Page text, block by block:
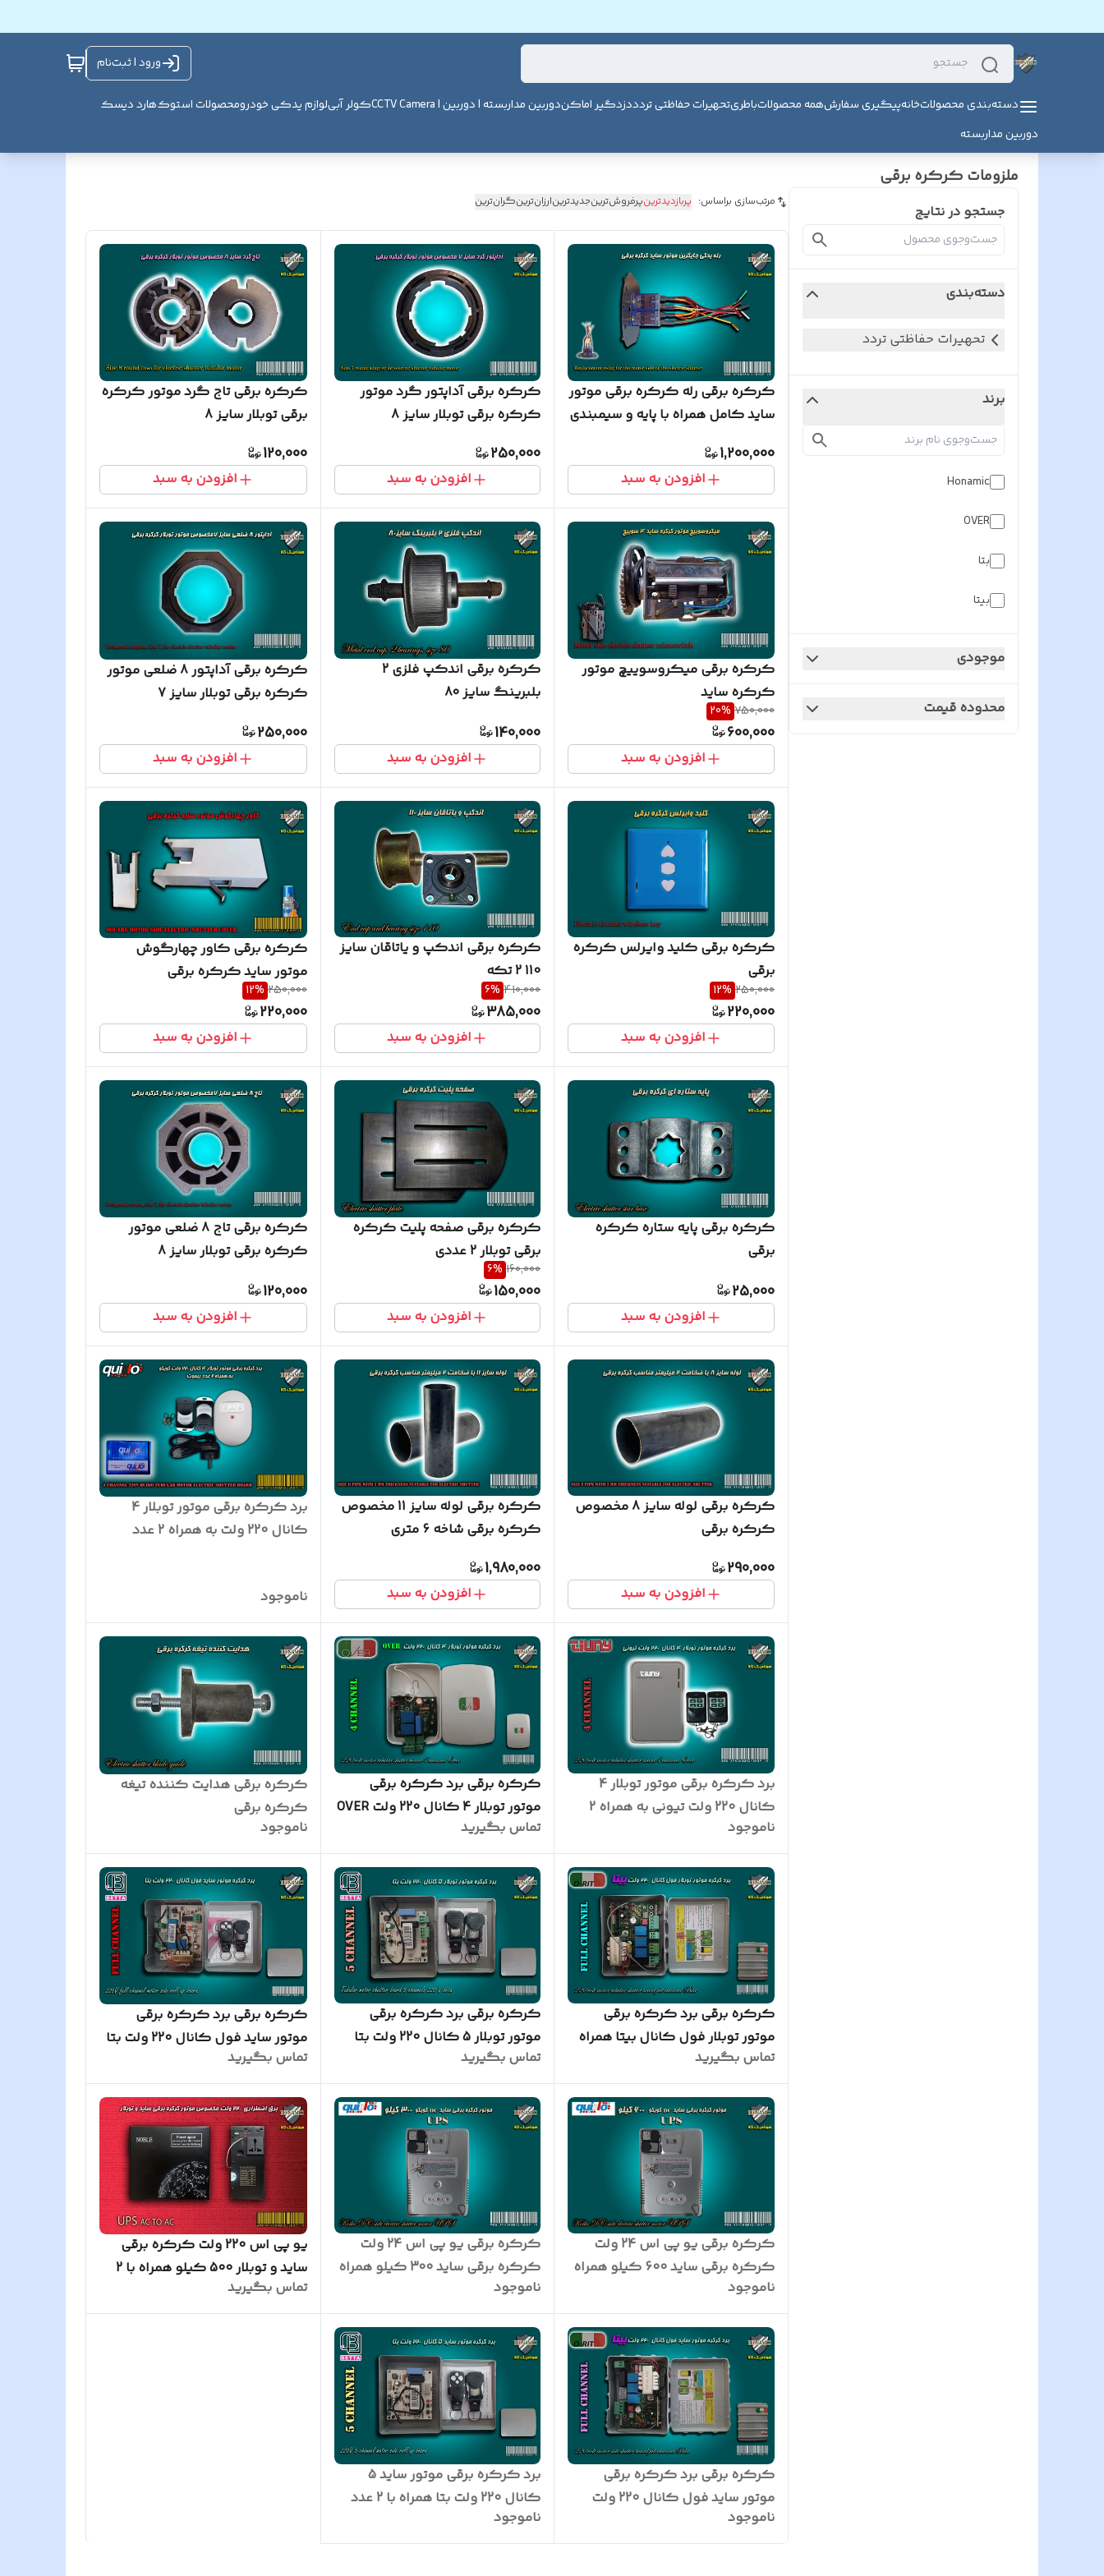
ورود | ثبت‌نام
دسته‌بندی محصولاتخانهپیگیری سفارشهمه محصولاتباطریتحهیرات حفاظتی تردددزدگیر اماکندوربین مداربسته | دوربین | CCTV Camera کولر آبیلوازم یدکی خودرومحصولات استوکهارد دیسک
دوربین مداربسته
ملزومات کرکره برقی
جستجو در نتایج
دسته‌بندی
تحهیرات حفاظتی تردد
برند
Honamic
OVER
بتا
بیتا
نوبل
موجودی
محدوده قیمت
مرتب‌سازی براساس: پربازدیدترینپرفروش‌ترینجدیدترینارزان‌ترینگران‌ترین
کرکره برقی رله کرکره برقی موتور
ساید کامل همراه با پایه و سیمبندی
1,200,000
افزودن به سبد
کرکره برقی آداپتور گرد موتور
کرکره برقی توبلار سایز 8
250,000
افزودن به سبد
کرکره برقی تاج گرد موتور کرکره
برقی توبلار سایز 8
120,000
افزودن به سبد
کرکره برقی میکروسوییچ موتور
کرکره ساید
750,000
20%
600,000
افزودن به سبد
کرکره برقی اندکپ فلزی 2
بلبرینگ سایز 80
140,000
افزودن به سبد
کرکره برقی آداپتور 8 ضلعی موتور
کرکره برقی توبلار سایز 7
250,000
افزودن به سبد
کرکره برقی کلید وایرلس کرکره
برقی
250,000
12%
220,000
افزودن به سبد
کرکره برقی اندکپ و یاتاقان سایز
110 2 تکه
410,000
6%
385,000
افزودن به سبد
کرکره برقی کاور چهارگوش
موتور ساید کرکره برقی
250,000
12%
220,000
افزودن به سبد
کرکره برقی پایه ستاره کرکره
برقی
25,000
افزودن به سبد
کرکره برقی صفحه پلیت کرکره
برقی توبلار 2 عددی
160,000
6%
150,000
افزودن به سبد
کرکره برقی تاج 8 ضلعی موتور
کرکره برقی توبلار سایز 8
120,000
افزودن به سبد
کرکره برقی لوله سایز 8 مخصوص
کرکره برقی
290,000
افزودن به سبد
کرکره برقی لوله سایز 11 مخصوص
کرکره برقی شاخه 6 متری
1,980,000
افزودن به سبد
برد کرکره برقی موتور توبلار 4
کانال 220 ولت به همراه 2 عدد
ناموجود
برد کرکره برقی موتور توبلار 4
کانال 220 ولت تیونی به همراه 2
عدد ریموت
ناموجود
کرکره برقی برد کرکره برقی
موتور توبلار 4 کانال 220 ولت OVER
همراه با 2 عدد ریموت
تماس بگیرید
کرکره برقی هدایت کننده تیغه
کرکره برقی
ناموجود
کرکره برقی برد کرکره برقی
موتور توبلار فول کانال بیتا همراه
با 2 عدد ریموت
تماس بگیرید
کرکره برقی برد کرکره برقی
موتور توبلار 5 کانال 220 ولت بتا
همراه 2 عدد ریموت 2007
تماس بگیرید
کرکره برقی برد کرکره برقی
موتور ساید فول کانال 220 ولت بتا
همراه با 2 عدد ریموت 2007
تماس بگیرید
کرکره برقی یو پی اس 24 ولت
کرکره برقی ساید 600 کیلو همراه
با 2 دستگاه باطری و 3 عدد ریموت
ناموجود
کرکره برقی یو پی اس 24 ولت
کرکره برقی ساید 300 کیلو همراه
با 2 دستگاه باطری و 3 عدد ریموت
ناموجود
یو پی اس 220 ولت کرکره برقی
ساید و توبلار 500 کیلو همراه با 2
دستگاه باطری
تماس بگیرید
کرکره برقی برد کرکره برقی
موتور ساید فول کانال 220 ولت
بیتا
ناموجود
برد کرکره برقی موتور ساید 5
کانال 220 ولت بتا همراه با 2 عدد
ریموت 2007
ناموجود